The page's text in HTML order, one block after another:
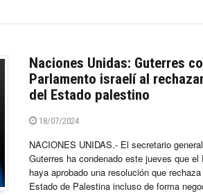
Naciones Unidas: Guterres
Parlamento israelí al
del Estado palestino
18/07/2024
NACIONES UNIDAS.- El secretario
Guterres ha condenado este jueves que
haya aprobado una resolución que
Estado de Palestina incluso de forma